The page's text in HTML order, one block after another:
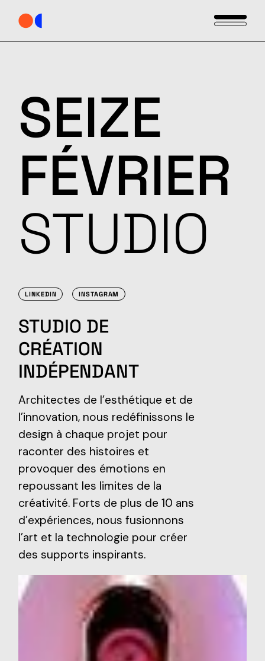
SEIZE
FÉVRIER
STUDIO
LINKEDIN INSTAGRAM
STUDIO DE
CRÉATION
INDÉPENDANT
Architectes de l’esthétique et de
l’innovation, nous redéfinissons le
design à chaque projet pour
raconter des histoires et
provoquer des émotions en
repoussant les limites de la
créativité. Forts de plus de 10 ans
d’expériences, nous fusionnons
l’art et la technologie pour créer
des supports inspirants.